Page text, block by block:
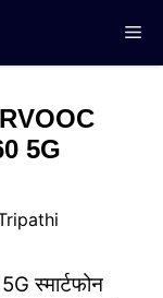
5G
स्मार्टफोन